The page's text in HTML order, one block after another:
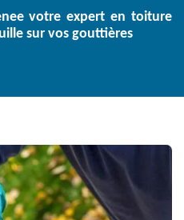
votre expert en toiture
sur vos gouttières